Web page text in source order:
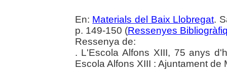
En: Materials del Baix Llobregat.
p. 149-150 (Ressenyes
Ressenya de:
. L'Escola Alfons XIII, 75 anys
Escola Alfons XIII : Ajuntament de